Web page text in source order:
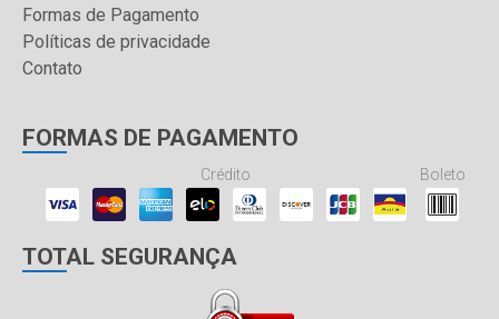
Formas de Pagamento
Políticas de privacidade
Contato
FORMAS DE PAGAMENTO
Crédito Boleto
TOTAL SEGURANÇA